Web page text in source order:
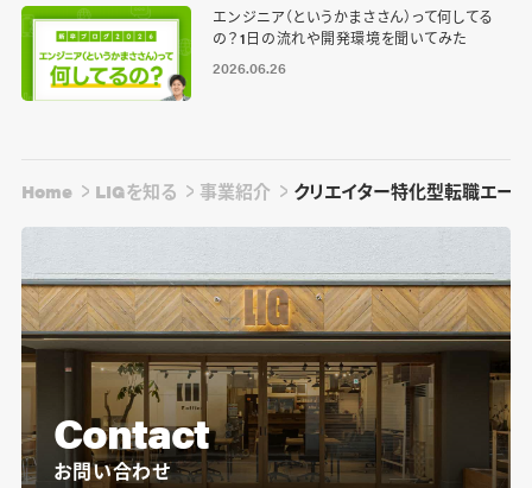
エンジニア（というかまささん）って何してる
の？1日の流れや開発環境を聞いてみた
2026.06.26
Home LIGを知る 事業紹介 クリエイター特化型転職エージ
Contact
お問い合わせ